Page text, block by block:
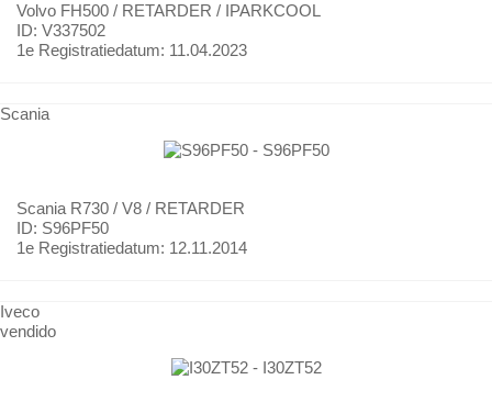
Volvo FH500 / RETARDER / IPARKCOOL
ID: V337502
1e Registratiedatum: 11.04.2023
Scania
Scania R730 / V8 / RETARDER
ID: S96PF50
1e Registratiedatum: 12.11.2014
Iveco
vendido